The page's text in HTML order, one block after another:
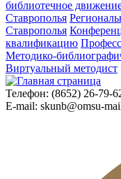
библиотечное
Ставрополья
Ставрополья
квалификацию
Методико-
Виртуальный методист
Телефон: (8652) 26-79-
E-mail: skunb@omsu-